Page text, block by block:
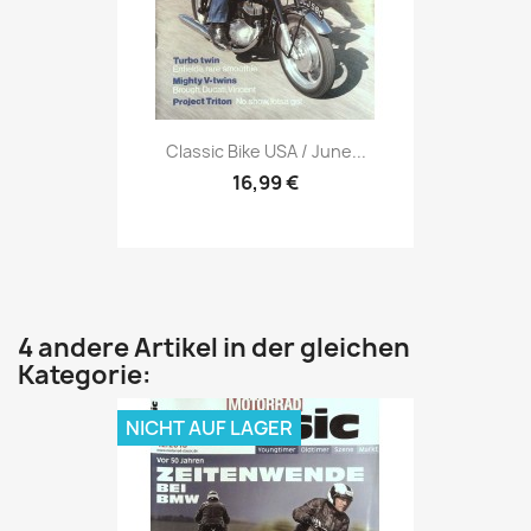
Vorschau
Classic Bike USA / June...
16,99 €
4 andere Artikel in der gleichen
Kategorie:
NICHT AUF LAGER